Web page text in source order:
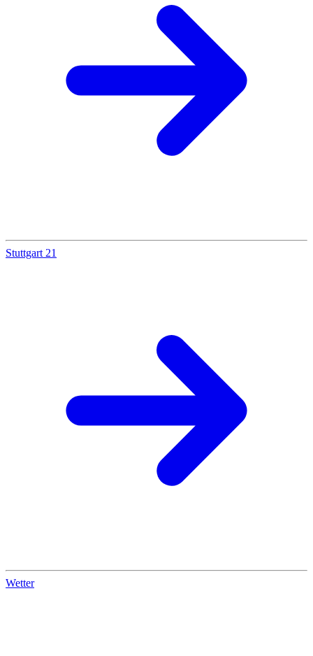
Stuttgart 21
Wetter